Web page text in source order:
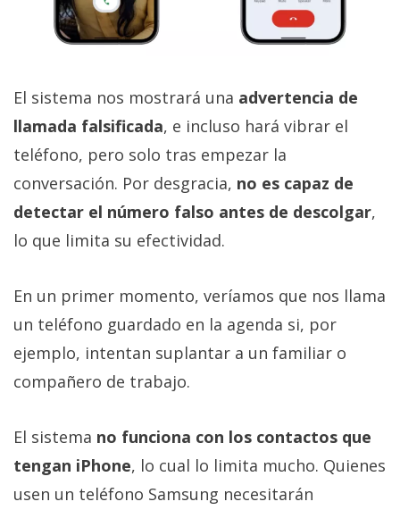
El sistema nos mostrará una advertencia de
llamada falsificada, e incluso hará vibrar el
teléfono, pero solo tras empezar la
conversación. Por desgracia, no es capaz de
detectar el número falso antes de descolgar,
lo que limita su efectividad.
En un primer momento, veríamos que nos llama
un teléfono guardado en la agenda si, por
ejemplo, intentan suplantar a un familiar o
compañero de trabajo.
El sistema no funciona con los contactos que
tengan iPhone, lo cual lo limita mucho. Quienes
usen un teléfono Samsung necesitarán